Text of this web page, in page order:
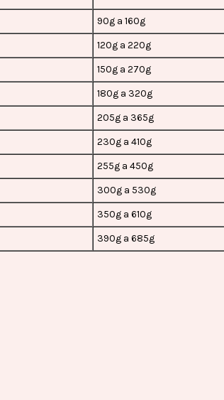
90g a 160g
120g a 220g
150g a 270g
180g a 320g
205g a 365g
230g a 410g
255g a 450g
300g a 530g
350g a 610g
390g a 685g